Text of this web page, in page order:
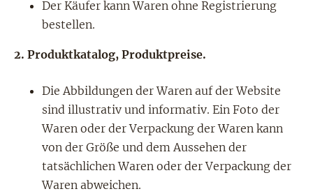
Der Käufer kann Waren ohne Registrierung
bestellen.
2. Produktkatalog, Produktpreise.
Die Abbildungen der Waren auf der Website
sind illustrativ und informativ. Ein Foto der
Waren oder der Verpackung der Waren kann
von der Größe und dem Aussehen der
tatsächlichen Waren oder der Verpackung der
Waren abweichen.